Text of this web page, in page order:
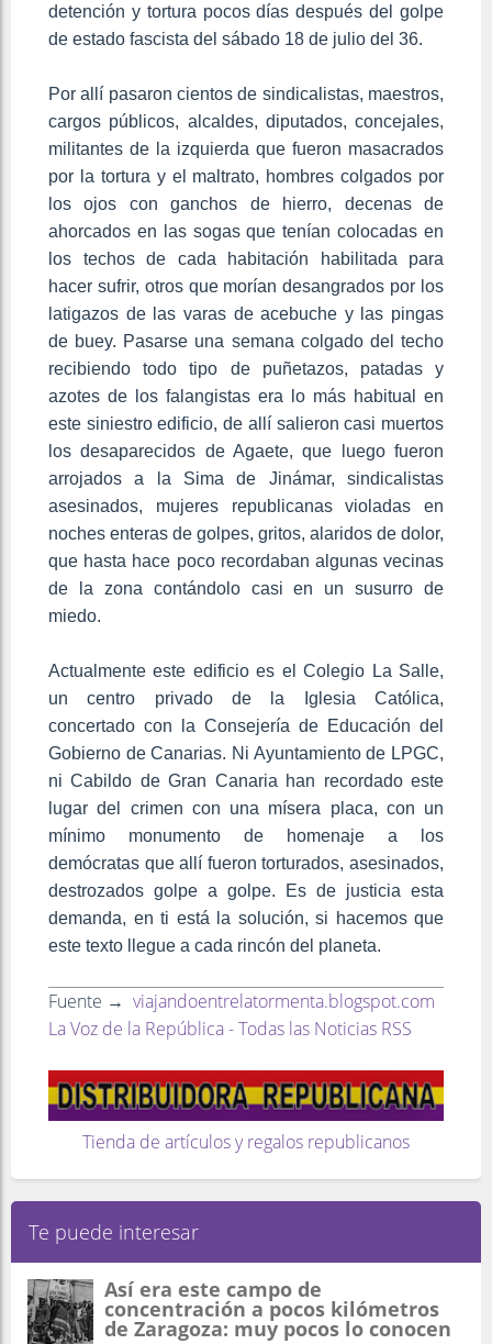
detención y tortura pocos días después del golpe
de estado fascista del sábado 18 de julio del 36.
Por allí pasaron cientos de sindicalistas, maestros,
cargos públicos, alcaldes, diputados, concejales,
militantes de la izquierda que fueron masacrados
por la tortura y el maltrato, hombres colgados por
los ojos con ganchos de hierro, decenas de
ahorcados en las sogas que tenían colocadas en
los techos de cada habitación habilitada para
hacer sufrir, otros que morían desangrados por los
latigazos de las varas de acebuche y las pingas
de buey. Pasarse una semana colgado del techo
recibiendo todo tipo de puñetazos, patadas y
azotes de los falangistas era lo más habitual en
este siniestro edificio, de allí salieron casi muertos
los desaparecidos de Agaete, que luego fueron
arrojados a la Sima de Jinámar, sindicalistas
asesinados, mujeres republicanas violadas en
noches enteras de golpes, gritos, alaridos de dolor,
que hasta hace poco recordaban algunas vecinas
de la zona contándolo casi en un susurro de
miedo.
Actualmente este edificio es el Colegio La Salle,
un centro privado de la Iglesia Católica,
concertado con la Consejería de Educación del
Gobierno de Canarias. Ni Ayuntamiento de LPGC,
ni Cabildo de Gran Canaria han recordado este
lugar del crimen con una mísera placa, con un
mínimo monumento de homenaje a los
demócratas que allí fueron torturados, asesinados,
destrozados golpe a golpe. Es de justicia esta
demanda, en ti está la solución, si hacemos que
este texto llegue a cada rincón del planeta.
Fuente → viajandoentrelatormenta.blogspot.com
La Voz de la República - Todas las Noticias RSS
Tienda de artículos y regalos republicanos
Te puede interesar
Así era este campo de
concentración a pocos kilómetros
de Zaragoza: muy pocos lo conocen